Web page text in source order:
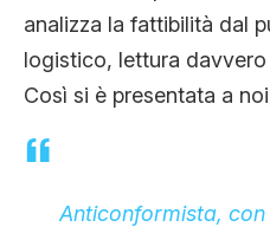
analizza la fattibilità dal
logistico, lettura davvero
Così si è presentata a
Anticonformista,